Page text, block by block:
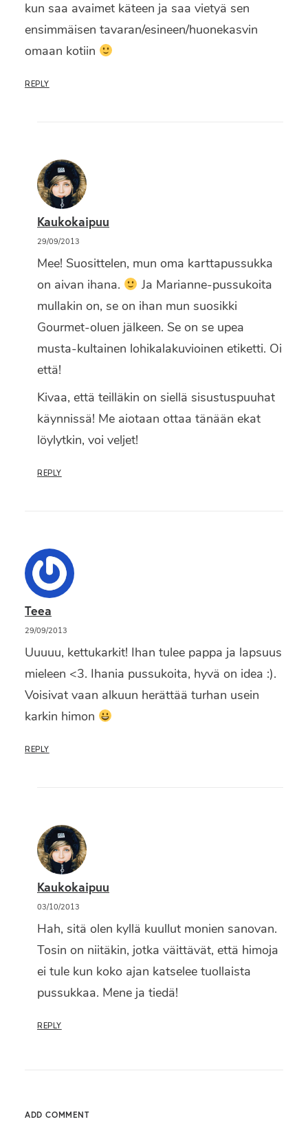
kun saa avaimet käteen ja saa vietyä sen
ensimmäisen tavaran/esineen/huonekasvin
omaan kotiin
REPLY
Kaukokaipuu
29/09/2013
Mee! Suosittelen, mun oma karttapussukka
on aivan ihana.
Ja Marianne-pussukoita
mullakin on, se on ihan mun suosikki
Gourmet-oluen jälkeen. Se on se upea
musta-kultainen lohikalakuvioinen etiketti. Oi
että!
Kivaa, että teilläkin on siellä sisustuspuuhat
käynnissä! Me aiotaan ottaa tänään ekat
löylytkin, voi veljet!
REPLY
Teea
29/09/2013
Uuuuu, kettukarkit! Ihan tulee pappa ja lapsuus
mieleen <3. Ihania pussukoita, hyvä on idea :).
Voisivat vaan alkuun herättää turhan usein
karkin himon
REPLY
Kaukokaipuu
03/10/2013
Hah, sitä olen kyllä kuullut monien sanovan.
Tosin on niitäkin, jotka väittävät, että himoja
ei tule kun koko ajan katselee tuollaista
pussukkaa. Mene ja tiedä!
REPLY
ADD COMMENT